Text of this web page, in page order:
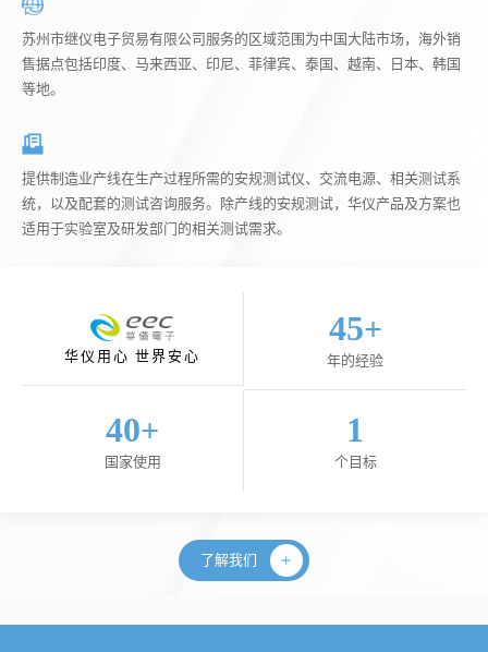
苏州市继仪电子贸易有限公司服务的区域范围为中国大陆市场，海外销
售据点包括印度、马来西亚、印尼、菲律宾、泰国、越南、日本、韩国
等地。
提供制造业产线在生产过程所需的安规测试仪、交流电源、相关测试系
统，以及配套的测试咨询服务。除产线的安规测试，华仪产品及方案也
适用于实验室及研发部门的相关测试需求。
华仪用心 世界安心
45+
年的经验
40+
国家使用
1
个目标
了解我们